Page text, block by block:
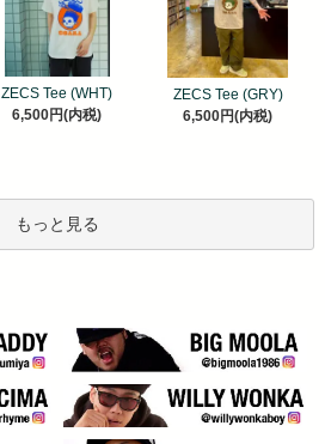
ZECS Tee (WHT)
6,500円(内税)
ZECS Tee (GRY)
6,500円(内税)
もっと見る